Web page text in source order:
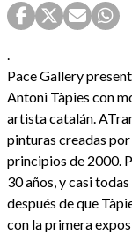
Pace Gallery
Antoni Tàpies con
artista catalán.
pinturas creadas
principios de 2000.
30 años, y casi
después de que
con la primera